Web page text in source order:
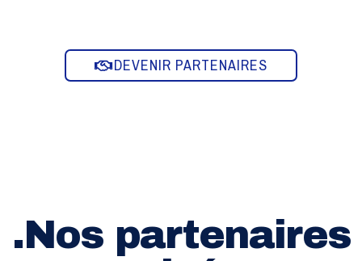
DEVENIR PARTENAIRES
.Nos partenaires